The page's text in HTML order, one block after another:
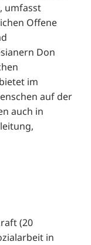
umfasst
Offene
Don
im
auf der
auch in
(20
in